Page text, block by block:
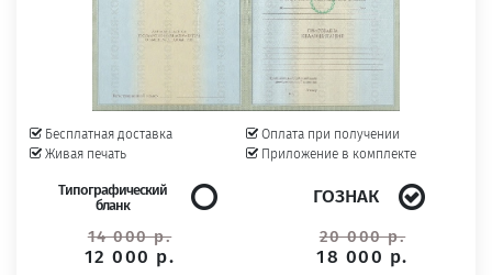
Бесплатная доставка
Живая печать
Оплата при получении
Приложение в комплекте
Типографический
бланк
14 000 р.
12 000 р.
ГОЗНАК
20 000 р.
18 000 р.